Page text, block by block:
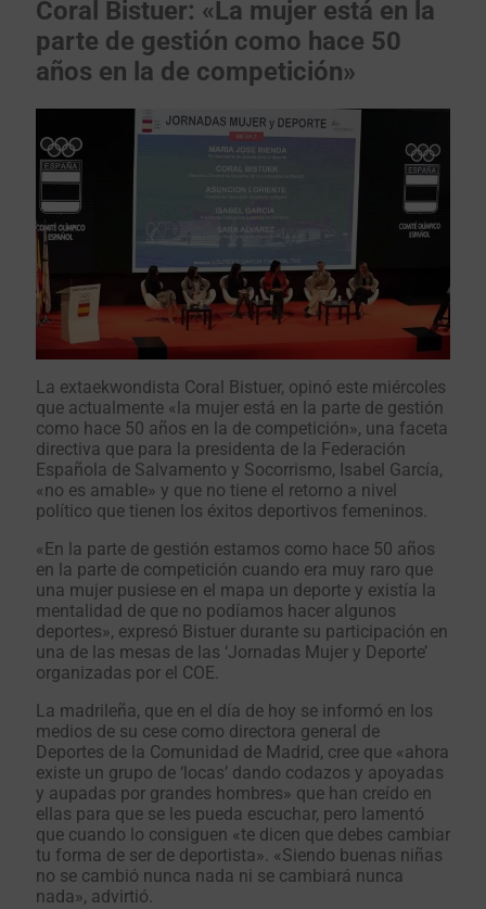
Coral Bistuer: «La mujer está en la
parte de gestión como hace 50
años en la de competición»
La extaekwondista Coral Bistuer, opinó este miércoles
que actualmente «la mujer está en la parte de gestión
como hace 50 años en la de competición», una faceta
directiva que para la presidenta de la Federación
Española de Salvamento y Socorrismo, Isabel García,
«no es amable» y que no tiene el retorno a nivel
político que tienen los éxitos deportivos femeninos.
«En la parte de gestión estamos como hace 50 años
en la parte de competición cuando era muy raro que
una mujer pusiese en el mapa un deporte y existía la
mentalidad de que no podíamos hacer algunos
deportes», expresó Bistuer durante su participación en
una de las mesas de las ‘Jornadas Mujer y Deporte’
organizadas por el COE.
La madrileña, que en el día de hoy se informó en los
medios de su cese como directora general de
Deportes de la Comunidad de Madrid, cree que «ahora
existe un grupo de ‘locas’ dando codazos y apoyadas
y aupadas por grandes hombres» que han creído en
ellas para que se les pueda escuchar, pero lamentó
que cuando lo consiguen «te dicen que debes cambiar
tu forma de ser de deportista». «Siendo buenas niñas
no se cambió nunca nada ni se cambiará nunca
nada», advirtió.